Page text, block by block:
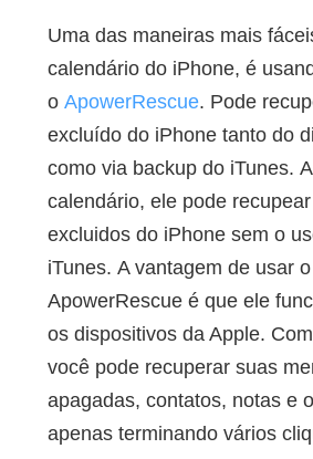
Uma das maneiras mais
calendário do iPhone, é
o ApowerRescue. Pode
excluído do iPhone tanto do
como via backup do iTunes.
calendário, ele pode
excluidos do iPhone sem o
iTunes. A vantagem de usar o
ApowerRescue é que ele
os dispositivos da Apple.
você pode recuperar suas
apagadas, contatos, notas e
apenas terminando vários